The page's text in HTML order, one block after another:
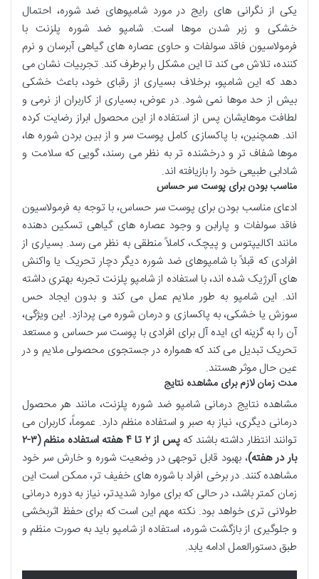
یکی از نگرانی های رایج در مورد شامپوهای ضد شوره، احتمال
خشکی و زبر شدن موها است. شامپو ضد شوره پلزنت با
فرمولاسیون فاقد سولفات و حاوی عصاره های گیاهی آبرسان و نرم
کننده، تلاش می کند تا این مشکل را برطرف کند. تجربیات نشان می
دهد که این شامپو، برخلاف بسیاری از رقبای خود، باعث خشکی
بیش از حد موها نمی شود. در عوض، بسیاری از کاربران از نرمی و
لطافت موهایشان پس از استفاده از این محصول ابراز رضایت کرده
اند. همچنین، با پاکسازی کامل پوست سر و از بین بردن شوره ها،
موها شفاف تر و درخشنده تر به نظر می رسند، گویی که سلامت و
شادابی طبیعی خود را بازیافته اند.
مناسب بودن برای پوست سر حساس
ادعای مناسب بودن برای پوست سر حساس، با توجه به فرمولاسیون
فاقد سولفات و پارابن و وجود عصاره های گیاهی تسکین دهنده
مانند اکالیپتوس و پیچک، کاملاً منطقی به نظر می رسد. بسیاری از
افرادی که قبلاً با شامپوهای ضد شوره دیگر دچار تحریک یا واکنش
های آلرژیک شده اند، با استفاده از شامپو پلزنت تجربه بهتری داشته
اند. این شامپو به طور ملایم عمل می کند و بدون ایجاد حس
سوزش یا خشکی، به پاکسازی و درمان شوره می پردازد. این ویژگی،
آن را به گزینه ای ایده آل برای افرادی با پوست سر حساس و مستعد
تحریک تبدیل می کند که همواره در جستجوی محصولی ملایم و در
عین حال موثر هستند.
مدت زمان لازم برای مشاهده نتایج
مشاهده نتایج درمانی شامپو ضد شوره پلزنت، مانند هر محصول
درمانی دیگری، نیاز به صبر و استفاده منظم دارد. عموماً، کاربران می
توانند انتظار داشته باشند که
پس از ۲ تا ۴ هفته استفاده منظم (۳-۲
بار در هفته)، بهبود قابل توجهی در وضعیت شوره و خارش سر خود
مشاهده کنند. در برخی افراد با شوره های خفیف تر، ممکن است این
زمان کمتر باشد، در حالی که برای موارد شدیدتر، نیاز به دوره درمانی
طولانی تری خواهد بود. نکته مهم این است که برای حفظ اثربخشی
و جلوگیری از بازگشت شوره، استفاده از شامپو باید به صورت منظم و
طبق دستورالعمل ادامه یابد.